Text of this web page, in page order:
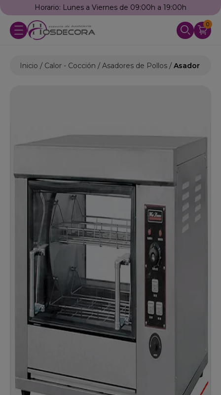
Horario: Lunes a Viernes de 09:00h a 19:00h
0
Inicio Calor - Cocción Asadores de Pollos Asador de